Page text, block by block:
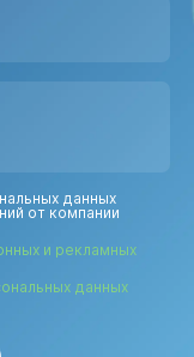
данных
от компании
и рекламных
данных